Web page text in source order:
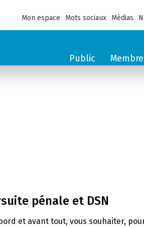
Mon espace Mots sociaux Médias
Public
pénale et DSN
et avant tout, vous souhaiter,